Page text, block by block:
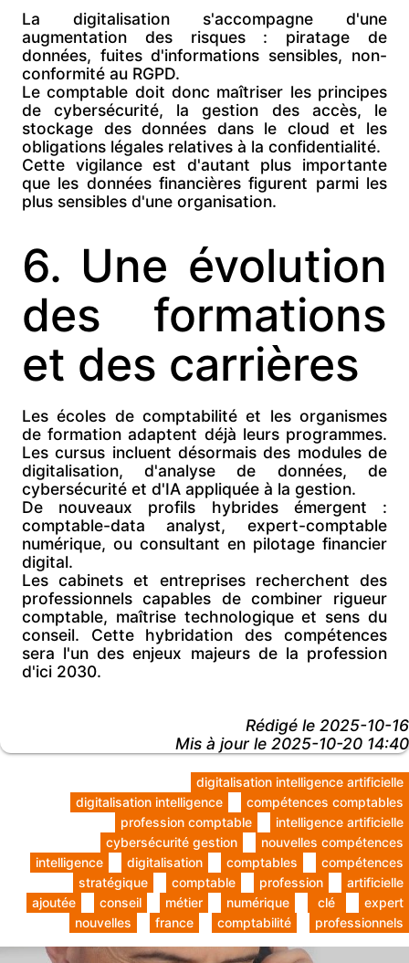
La digitalisation s'accompagne d'une
augmentation des risques : piratage de
données, fuites d'informations sensibles, non-
conformité au RGPD.
Le comptable doit donc maîtriser les principes
de cybersécurité, la gestion des accès, le
stockage des données dans le cloud et les
obligations légales relatives à la confidentialité.
Cette vigilance est d'autant plus importante
que les données financières figurent parmi les
plus sensibles d'une organisation.
6. Une évolution
des formations
et des carrières
Les écoles de comptabilité et les organismes
de formation adaptent déjà leurs programmes.
Les cursus incluent désormais des modules de
digitalisation, d'analyse de données, de
cybersécurité et d'IA appliquée à la gestion.
De nouveaux profils hybrides émergent :
comptable-data analyst, expert-comptable
numérique, ou consultant en pilotage financier
digital.
Les cabinets et entreprises recherchent des
professionnels capables de combiner rigueur
comptable, maîtrise technologique et sens du
conseil. Cette hybridation des compétences
sera l'un des enjeux majeurs de la profession
d'ici 2030.
Rédigé le 2025-10-16
Mis à jour le 2025-10-20 14:40
digitalisation intelligence artificielle
compétences comptables
digitalisation intelligence
intelligence artificielle
profession comptable
nouvelles compétences
cybersécurité gestion
compétences
comptables
digitalisation
intelligence
artificielle
profession
comptable
stratégique
expert
clé
numérique
métier
conseil
ajoutée
professionnels
comptabilité
france
nouvelles